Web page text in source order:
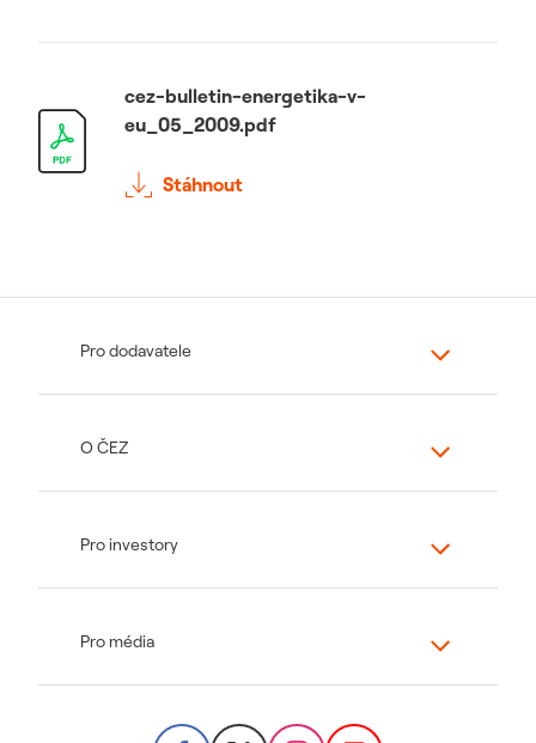
cez-bulletin-energetika-v-
eu_05_2009.pdf
Stáhnout
Pro dodavatele
O ČEZ
Pro investory
Pro média